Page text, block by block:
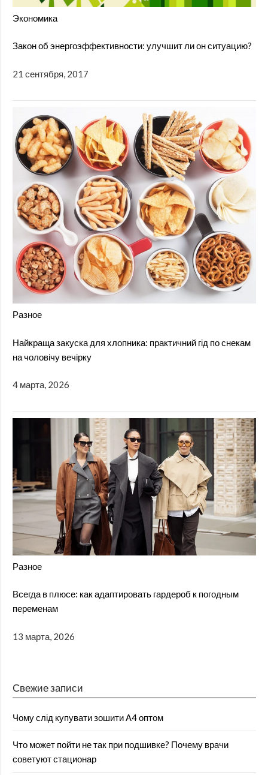
Экономика
Закон об энергоэффективности: улучшит ли он ситуацию?
21 сентября, 2017
Разное
Найкраща закуска для хлопника: практичний гід по снекам
на чоловічу вечірку
4 марта, 2026
Разное
Всегда в плюсе: как адаптировать гардероб к погодным
переменам
13 марта, 2026
Свежие записи
Чому слід купувати зошити А4 оптом
Что может пойти не так при подшивке? Почему врачи
советуют стационар